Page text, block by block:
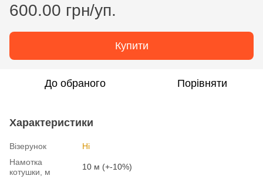
600.00 грн/уп.
Купити
До обраного Порівняти
Характеристики
Візерунок
Ні
Намотка
котушки, м
10 м (+-10%)